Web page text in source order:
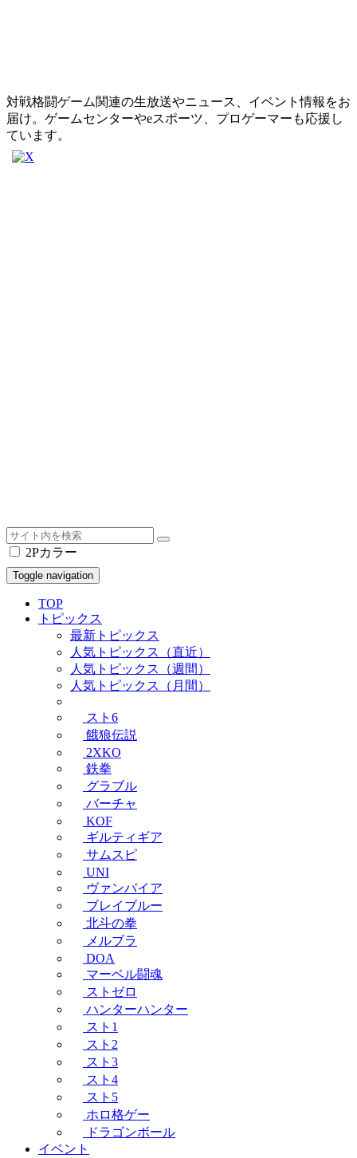
対戦格闘ゲーム関連の生放送やニュース、イベント情報をお
届け。ゲームセンターやeスポーツ、プロゲーマーも応援し
ています。
2Pカラー
Toggle navigation
TOP
トピックス
最新トピックス
人気トピックス（直近）
人気トピックス（週間）
人気トピックス（月間）
スト6
餓狼伝説
2XKO
鉄拳
グラブル
バーチャ
KOF
ギルティギア
サムスピ
UNI
ヴァンパイア
ブレイブルー
北斗の拳
メルブラ
DOA
マーベル闘魂
ストゼロ
ハンターハンター
スト1
スト2
スト3
スト4
スト5
ホロ格ゲー
ドラゴンボール
イベント